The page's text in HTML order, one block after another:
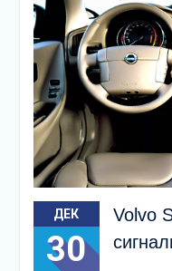
ДЕК
30
Volvo